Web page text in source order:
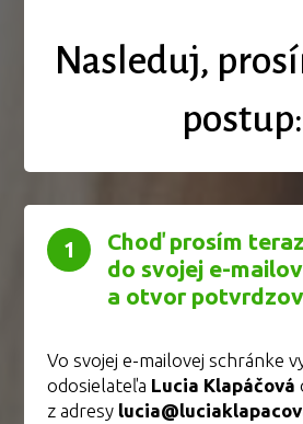
Nasleduj,
postup:
1
Choď prosím
do svojej e-
a otvor
Vo svojej e-mailovej schránke
odosielateľa Lucia Klapáčová
z adresy